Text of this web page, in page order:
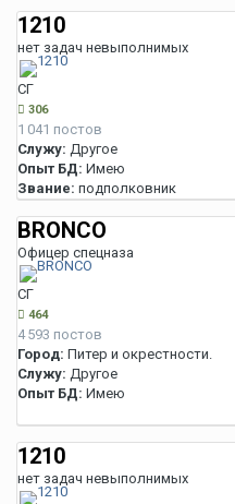
1210
нет задач невыполнимых
СГ
306
1 041 постов
Служу: Другое
Опыт БД: Имею
Звание: подполковник
BRONCO
Офицер спецназа
СГ
464
4 593 постов
Город: Питер и окрестности.
Служу: Другое
Опыт БД: Имею
1210
нет задач невыполнимых